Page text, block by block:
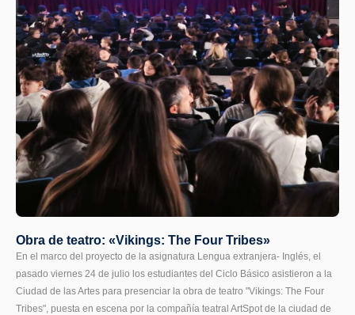
Obra de teatro: «Vikings: The Four Tribes»
En el marco del proyecto de la asignatura Lengua extranjera- Inglés, el
pasado viernes 24 de julio los estudiantes del Ciclo Básico asistieron a la
Ciudad de las Artes para presenciar la obra de teatro "Vikings: The Four
Tribes", puesta en escena por la compañía teatral ArtSpot de la ciudad de